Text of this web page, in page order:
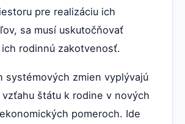
pre realizáciu ich
sa musí uskutočňovať
rodinnú zakotvenosť.
systémových zmien vyplývajú
štátu k rodine v nových
pomeroch. Ide